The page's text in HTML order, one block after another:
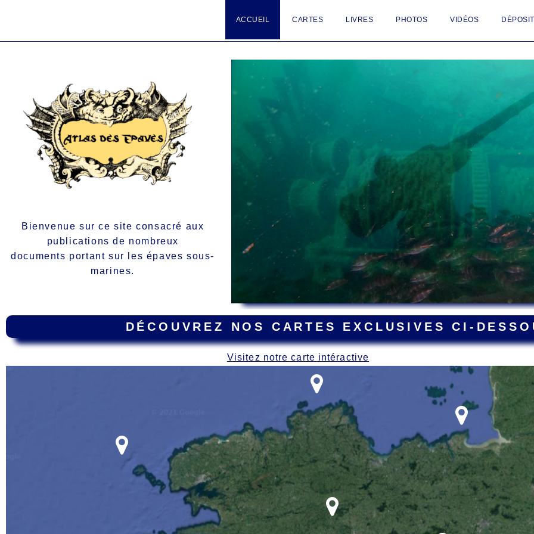
ACCUEIL CARTES LIVRES PHOTOS VIDÉOS
Bienvenue sur ce site consacré aux
publications de nombreux
documents portant sur les épaves sous-
marines.
DÉCOUVREZ NOS CARTES EXCLUSIVES CI-
Visitez notre carte intéractive
des épaves durant la Grande Guerre